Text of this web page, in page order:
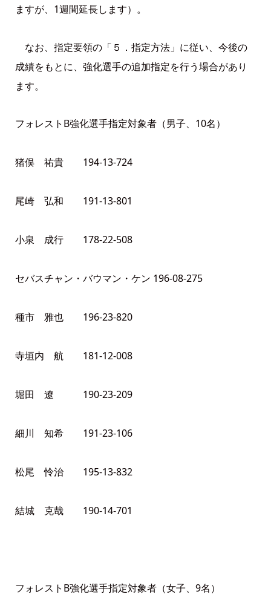
ますが、1週間延長します）。
なお、指定要領の「５．指定方法」に従い、今後の
成績をもとに、強化選手の追加指定を行う場合があり
ます。
フォレストB強化選手指定対象者（男子、10名）
猪俣 祐貴 194-13-724
尾崎 弘和 191-13-801
小泉 成行 178-22-508
セバスチャン・バウマン・ケン 196-08-275
種市 雅也 196-23-820
寺垣内 航 181-12-008
堀田 遼 190-23-209
細川 知希 191-23-106
松尾 怜治 195-13-832
結城 克哉 190-14-701
フォレストB強化選手指定対象者（女子、9名）